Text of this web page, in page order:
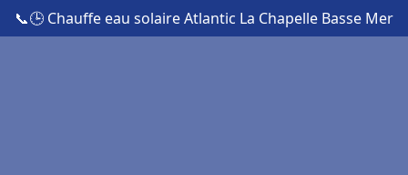
📞🕒 Chauffe eau solaire Atlantic La Chapelle Basse Mer